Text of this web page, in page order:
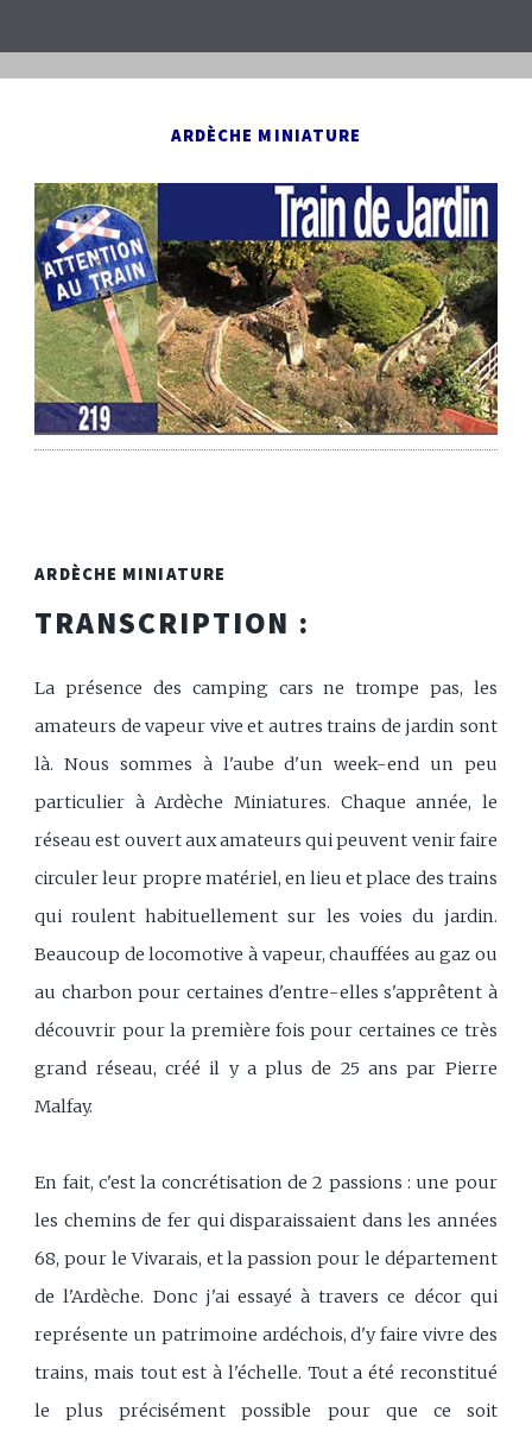
ARDÈCHE MINIATURE
ARDÈCHE MINIATURE
TRANSCRIPTION :
La présence des camping cars ne trompe pas, les
amateurs de vapeur vive et autres trains de jardin sont
là. Nous sommes à l'aube d'un week-end un peu
particulier à Ardèche Miniatures. Chaque année, le
réseau est ouvert aux amateurs qui peuvent venir faire
circuler leur propre matériel, en lieu et place des trains
qui roulent habituellement sur les voies du jardin.
Beaucoup de locomotive à vapeur, chauffées au gaz ou
au charbon pour certaines d'entre-elles s'apprêtent à
découvrir pour la première fois pour certaines ce très
grand réseau, créé il y a plus de 25 ans par Pierre
Malfay.
En fait, c'est la concrétisation de 2 passions : une pour
les chemins de fer qui disparaissaient dans les années
68, pour le Vivarais, et la passion pour le département
de l'Ardèche. Donc j'ai essayé à travers ce décor qui
représente un patrimoine ardéchois, d'y faire vivre des
trains, mais tout est à l'échelle. Tout a été reconstitué
le plus précisément possible pour que ce soit